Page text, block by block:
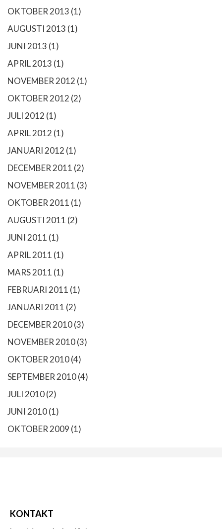
OKTOBER 2013 (1)
AUGUSTI 2013 (1)
JUNI 2013 (1)
APRIL 2013 (1)
NOVEMBER 2012 (1)
OKTOBER 2012 (2)
JULI 2012 (1)
APRIL 2012 (1)
JANUARI 2012 (1)
DECEMBER 2011 (2)
NOVEMBER 2011 (3)
OKTOBER 2011 (1)
AUGUSTI 2011 (2)
JUNI 2011 (1)
APRIL 2011 (1)
MARS 2011 (1)
FEBRUARI 2011 (1)
JANUARI 2011 (2)
DECEMBER 2010(3)
NOVEMBER 2010(3)
OKTOBER 2010(4)
SEPTEMBER 2010(4)
JULI 2010(2)
JUNI 2010(1)
OKTOBER 2009 (1)
KONTAKT